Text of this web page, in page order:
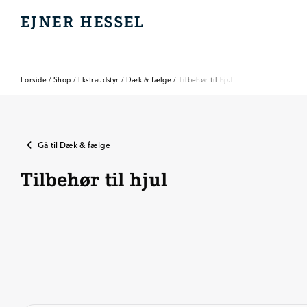
EJNER HESSEL
Forside / Shop / Ekstraudstyr / Dæk & fælge / Tilbehør til hjul
Gå til Dæk & fælge
Tilbehør til hjul